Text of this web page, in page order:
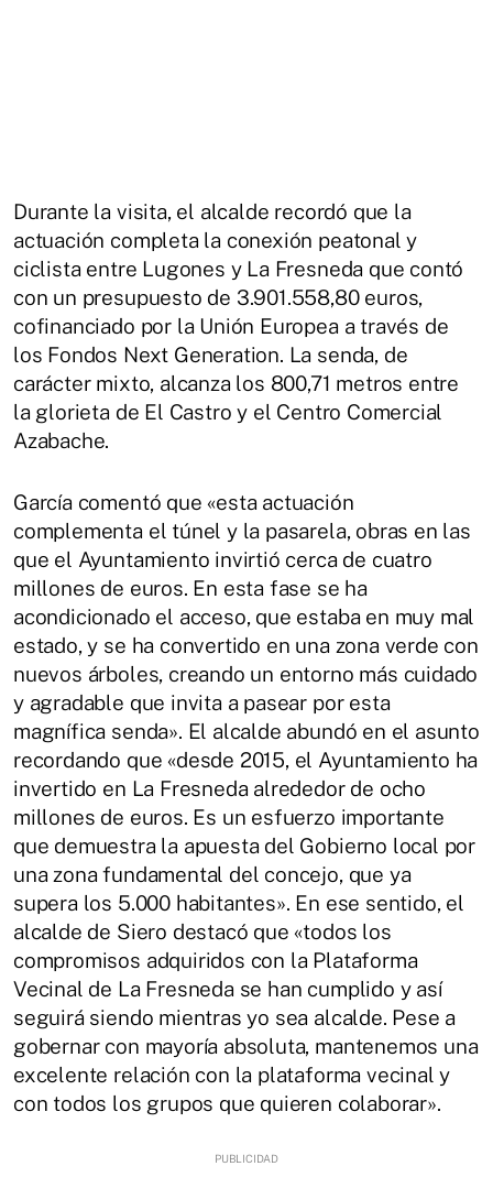
Durante la visita, el alcalde recordó que la
actuación completa la conexión peatonal y
ciclista entre Lugones y La Fresneda que contó
con un presupuesto de 3.901.558,80 euros,
cofinanciado por la Unión Europea a través de
los Fondos Next Generation. La senda, de
carácter mixto, alcanza los 800,71 metros entre
la glorieta de El Castro y el Centro Comercial
Azabache.
García comentó que «esta actuación
complementa el túnel y la pasarela, obras en las
que el Ayuntamiento invirtió cerca de cuatro
millones de euros. En esta fase se ha
acondicionado el acceso, que estaba en muy mal
estado, y se ha convertido en una zona verde con
nuevos árboles, creando un entorno más cuidado
y agradable que invita a pasear por esta
magnífica senda». El alcalde abundó en el asunto
recordando que «desde 2015, el Ayuntamiento ha
invertido en La Fresneda alrededor de ocho
millones de euros. Es un esfuerzo importante
que demuestra la apuesta del Gobierno local por
una zona fundamental del concejo, que ya
supera los 5.000 habitantes». En ese sentido, el
alcalde de Siero destacó que «todos los
compromisos adquiridos con la Plataforma
Vecinal de La Fresneda se han cumplido y así
seguirá siendo mientras yo sea alcalde. Pese a
gobernar con mayoría absoluta, mantenemos una
excelente relación con la plataforma vecinal y
con todos los grupos que quieren colaborar».